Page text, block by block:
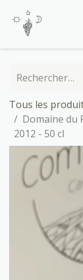
Tous les
Domaine du
2012 - 50 cl